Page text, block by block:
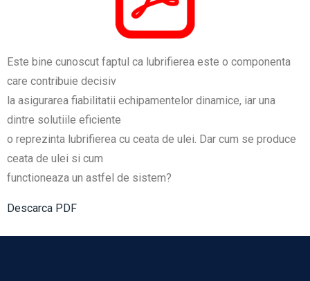
Este bine cunoscut faptul ca lubrifierea este o componenta
care contribuie decisiv
la asigurarea fiabilitatii echipamentelor dinamice, iar una
dintre solutiile eficiente
o reprezinta lubrifierea cu ceata de ulei. Dar cum se produce
ceata de ulei si cum
functioneaza un astfel de sistem?
Descarca PDF